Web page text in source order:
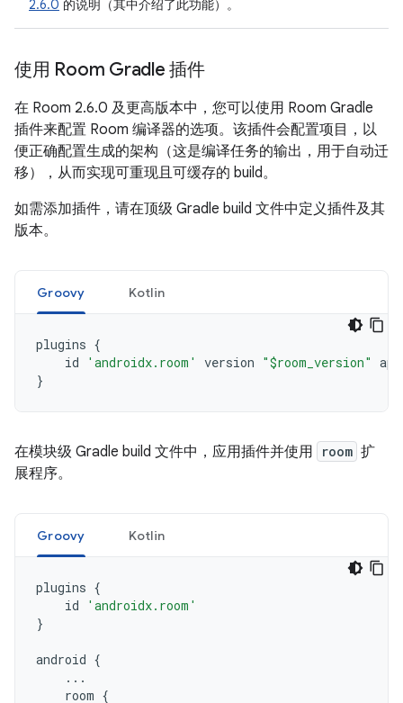
2.6.0 的说明（其中介绍了此功能）。
使用 Room Gradle 插件
在 Room 2.6.0 及更高版本中，您可以使用 Room Gradle
插件来配置 Room 编译器的选项。该插件会配置项目，以
便正确配置生成的架构（这是编译任务的输出，用于自动迁
移），从而实现可重现且可缓存的 build。
如需添加插件，请在顶级 Gradle build 文件中定义插件及其
版本。
Groovy Kotlin
plugins {
id
'androidx.room' version "$room_version"
}
在模块级 Gradle build 文件中，应用插件并使用 room 扩
展程序。
Groovy Kotlin
plugins {
id
'androidx.room'
}
android {
...
room {